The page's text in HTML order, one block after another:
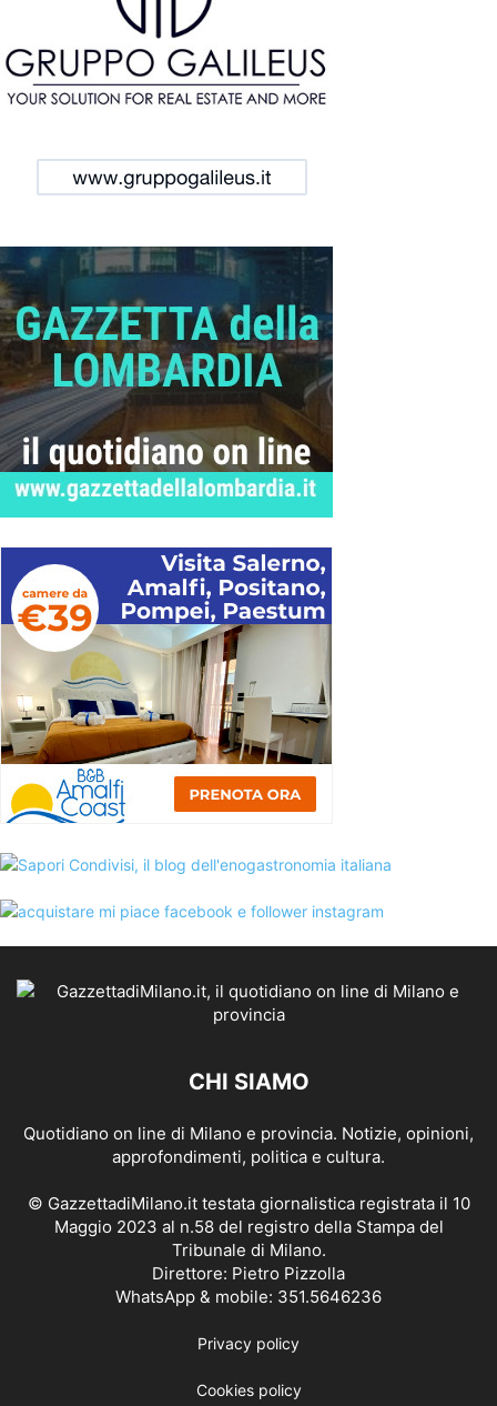
CHI SIAMO
Quotidiano on line di Milano e provincia. Notizie, opinioni,
approfondimenti, politica e cultura.
© GazzettadiMilano.it testata giornalistica registrata il 10
Maggio 2023 al n.58 del registro della Stampa del
Tribunale di Milano.
Direttore: Pietro Pizzolla
WhatsApp & mobile: 351.5646236
Privacy policy
Cookies policy